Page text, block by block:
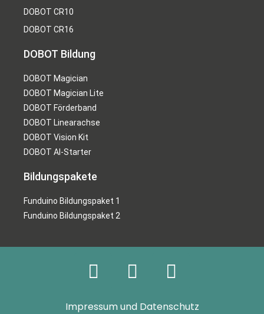
DOBOT CR10
DOBOT CR16
DOBOT Bildung
DOBOT Magician
DOBOT Magician Lite
DOBOT Förderband
DOBOT Linearachse
DOBOT Vision Kit
DOBOT AI-Starter
Bildungspakete
Funduino Bildungspaket 1
Funduino Bildungspaket 2
Impressum und Datenschutz